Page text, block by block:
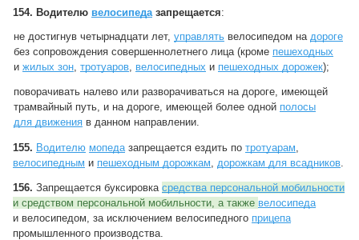
154. Водителю велосипедазапрещается:
не достигнув четырнадцати лет, управлять велосипедом на дороге
без сопровождения совершеннолетнего лица (кроме пешеходных
и жилых зон, тротуаров, велосипедных и пешеходных дорожек);
поворачивать налево или разворачиваться на дороге, имеющей
трамвайный путь, и на дороге, имеющей более одной полосы
для движения в данном направлении.
155. Водителю мопедазапрещается ездить по тротуарам,
велосипедным и пешеходным дорожкам, дорожкам для всадников.
156. Запрещается буксировка средства персональной мобильности
и средством персональной мобильности, а также велосипеда
и велосипедом, за исключением велосипедного прицепа
промышленного производства.